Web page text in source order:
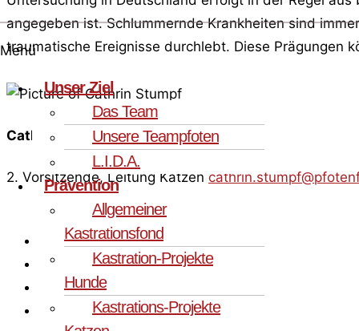
Menü
Unser Ziel
Das Team
Unsere Teampfoten
L.I.D.A.
Prävention
Allgemeiner
Kastrationsfond
Kastration-Projekte
Hunde
Kastrations-Projekte
angegeben ist. Schlummernde Krankheiten sind
traumatische Ereignisse durchlebt. Diese Prägungen
Cathrin Stumpf
2. Vorsitzende, Leitung Katzen
Vermittlungsstatus: sucht Zuhause
Aufenthaltsland: Sardinien
Aufenthaltsort: L.I.D.A. Olbia
Geb.-Datum (ca.): 01.06.2025